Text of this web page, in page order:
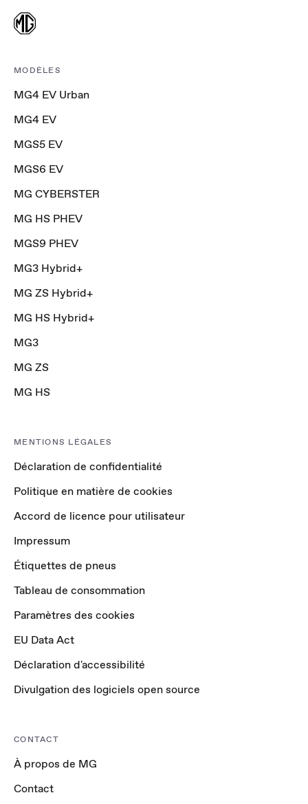
MODÈLES
MG4 EV Urban
MG4 EV
MGS5 EV
MGS6 EV
MG CYBERSTER
MG HS PHEV
MGS9 PHEV
MG3 Hybrid+
MG ZS Hybrid+
MG HS Hybrid+
MG3
MG ZS
MG HS
MENTIONS LÉGALES
Déclaration de confidentialité
Politique en matière de cookies
Accord de licence pour utilisateur
Impressum
Étiquettes de pneus
Tableau de consommation
Paramètres des cookies
EU Data Act
Déclaration d'accessibilité
Divulgation des logiciels open source
CONTACT
À propos de MG
Contact